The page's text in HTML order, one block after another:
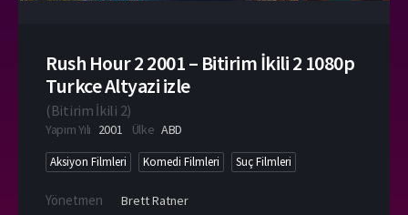
Rush Hour 2 2001 – Bitirim İkili 2 1080p
Turkce Altyazi izle
(Bitirim İkili 2)
Yapım Yılı 2001 Ülke ABD
Aksiyon Filmleri Komedi Filmleri Suç Filmleri
Yönetmen
Brett Ratner